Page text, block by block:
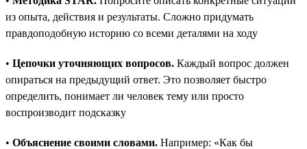
из опыта, действия и результаты. Сложно придумать
правдоподобную историю со всеми деталями на ходу
• Цепочки уточняющих вопросов. Каждый вопрос должен
опираться на предыдущий ответ. Это позволяет быстро
определить, понимает ли человек тему или просто
воспроизводит подсказку
• Объяснение своими словами. Например: «Как бы